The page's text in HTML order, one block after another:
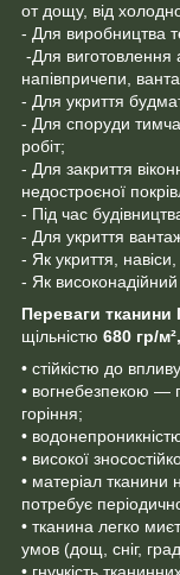
от дощу, від
- Для виробництва
-Для виготовлення
напівпричепи,
- Для укриття
- Для споруди
робіт;
- Для закриття
недостроєної
- Під час
- Для укриття
- Як укриття,
- Як високонадійний
Переваги тканини
щільністю 680 гр/м²,
• стійкістю до
• вогнебезпекою —
горіння;
•
• високої
• матеріал тканини
потребує
• тканина легко
умов (дощ, сніг,